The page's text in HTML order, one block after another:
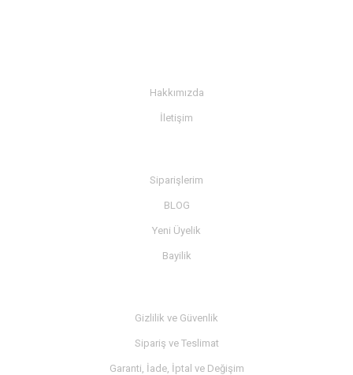
Hakkımızda
İletişim
Siparişlerim
BLOG
Yeni Üyelik
Bayilik
Gizlilik ve Güvenlik
Sipariş ve Teslimat
Garanti, İade, İptal ve Değişim